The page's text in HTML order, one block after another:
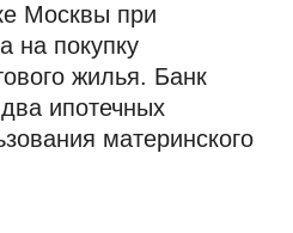
Москвы при
на покупку
жилья. Банк
ипотечных
материнского